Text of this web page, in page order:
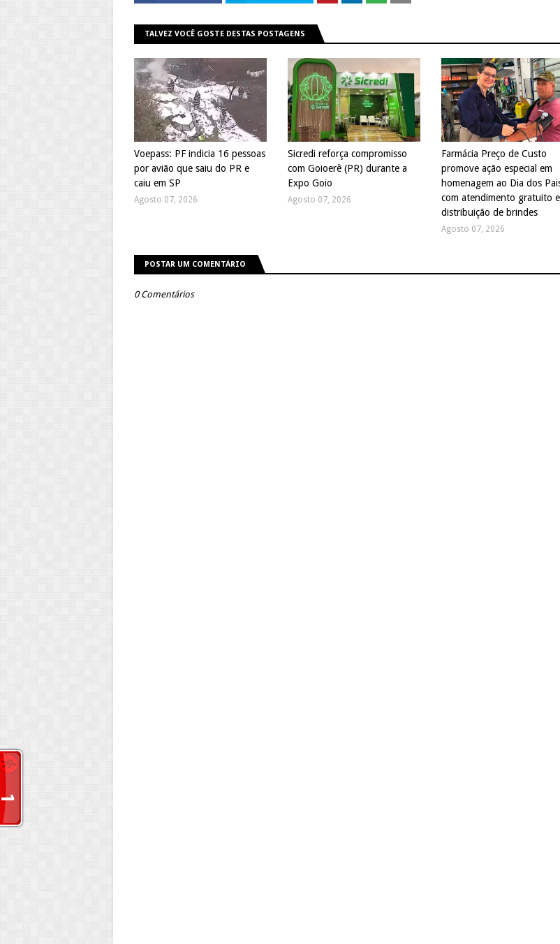
TALVEZ VOCÊ GOSTE DESTAS POSTAGENS
Voepass: PF indicia 16 pessoas
por avião que saiu do PR e
caiu em SP
Agosto 07, 2026
Sicredi reforça compromisso
com Goioerê (PR) durante a
Expo Goio
Agosto 07, 2026
Farmácia Preço de Custo
promove ação especial em
homenagem ao Dia dos
com atendimento gratuito e
distribuição de brindes
Agosto 07, 2026
POSTAR UM COMENTÁRIO
0 Comentários